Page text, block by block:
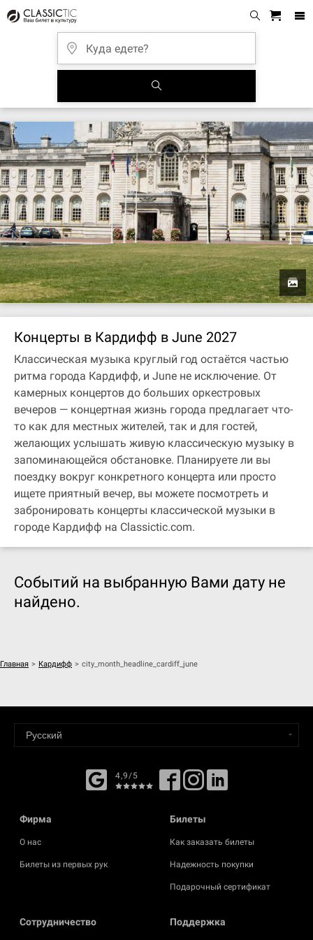
Концерты в Кардифф в June 2027
Классическая музыка круглый год остаётся частью
ритма города Кардифф, и June не исключение. От
камерных концертов до больших оркестровых
вечеров — концертная жизнь города предлагает что-
то как для местных жителей, так и для гостей,
желающих услышать живую классическую музыку в
запоминающейся обстановке. Планируете ли вы
поездку вокруг конкретного концерта или просто
ищете приятный вечер, вы можете посмотреть и
забронировать концерты классической музыки в
городе Кардифф на Classictic.com.
Событий на выбранную Вами дату не
найдено.
Главная > Кардифф > city_month_headline_cardiff_june
4,9/5
Фирма
О нас
Билеты из первых рук
Билеты
Как заказать билеты
Надежность покупки
Подарочный сертификат
Cотрудничество Поддержка